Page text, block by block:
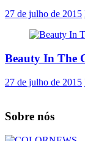
27 de julho de 2015
Beauty In The
27 de julho de 2015
Sobre nós